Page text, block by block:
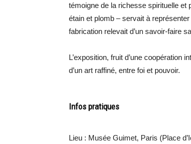
témoigne de la richesse spirituelle et
étain et plomb – servait à
fabrication relevait d’un savoir-faire
L’exposition, fruit d’une coopération
d’un art raffiné, entre foi et pouvoir.
Infos pratiques
Lieu : Musée Guimet, Paris (Place